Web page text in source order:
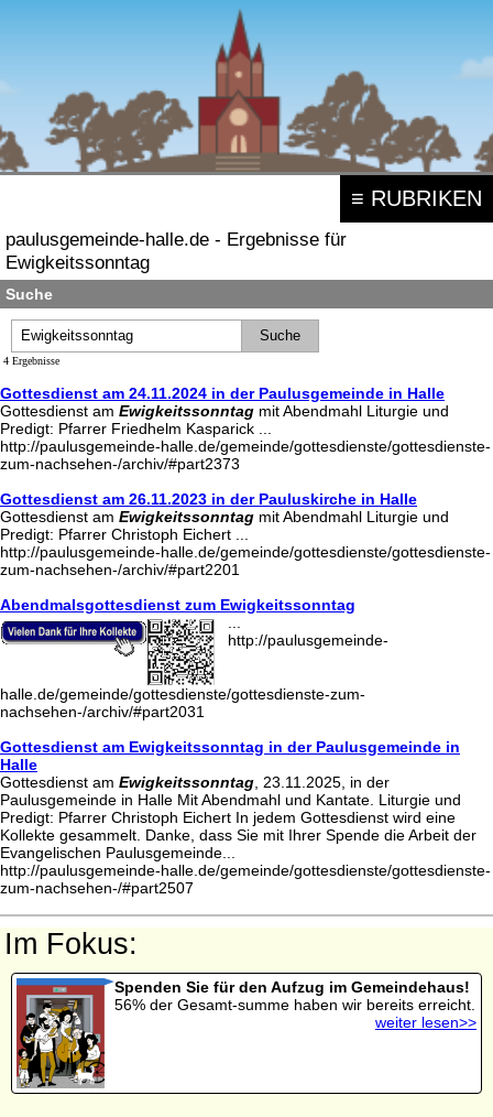
≡ RUBRIKEN
paulusgemeinde-halle.de - Ergebnisse für
Ewigkeitssonntag
Suche
4 Ergebnisse
Gottesdienst am 24.11.2024 in der Paulusgemeinde in Halle
Gottesdienst am Ewigkeitssonntag mit Abendmahl Liturgie und
Predigt: Pfarrer Friedhelm Kasparick ...
http://paulusgemeinde-halle.de/gemeinde/gottesdienste/gottesdienste-
zum-nachsehen-/archiv/#part2373
Gottesdienst am 26.11.2023 in der Pauluskirche in Halle
Gottesdienst am Ewigkeitssonntag mit Abendmahl Liturgie und
Predigt: Pfarrer Christoph Eichert ...
http://paulusgemeinde-halle.de/gemeinde/gottesdienste/gottesdienste-
zum-nachsehen-/archiv/#part2201
Abendmalsgottesdienst zum Ewigkeitssonntag
http://paulusgemeinde-
halle.de/gemeinde/gottesdienste/gottesdienste-zum-
nachsehen-/archiv/#part2031
Gottesdienst am Ewigkeitssonntag in der Paulusgemeinde in
Halle
Gottesdienst am Ewigkeitssonntag , 23.11.2025, in der
Paulusgemeinde in Halle Mit Abendmahl und Kantate. Liturgie und
Predigt: Pfarrer Christoph Eichert In jedem Gottesdienst wird eine
Kollekte gesammelt. Danke, dass Sie mit Ihrer Spende die Arbeit der
Evangelischen Paulusgemeinde...
http://paulusgemeinde-halle.de/gemeinde/gottesdienste/gottesdienste-
zum-nachsehen-/#part2507
Im Fokus:
Spenden Sie für den Aufzug im Gemeindehaus!
56% der Gesamt-summe haben wir bereits erreicht.
weiter lesen>>